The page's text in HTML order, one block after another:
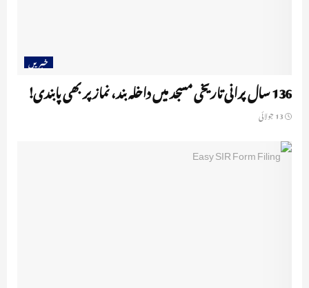
خبریں
136 سال پرانی تاریخی مسجد میں داخلہ بند، نماز پر بھی پابندی!